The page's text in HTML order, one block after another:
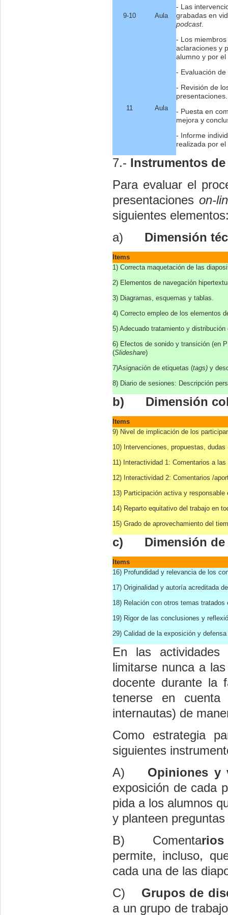
9-10 Aula
- Las
grabadas en
podcast.
- Los
aclaraciones y
alumno y por el
11 Aula
- Evaluación
- Revisión de
presentaciones.
- Puesta en
mejora y
- Informe
realizada por el
7.- Instrumentos
Para evaluar el
presentacioneson-
siguientes
a)
Dimensión
Items
1) Correcta maquetación de las
2) Elementos de navegación
3) Diagramas, esquemas y tablas.
4) Correcto empleo de los elementos
5) Adecuado tratamiento y
6) Efectos de sonido y transición (en
(Slideshare)
7)Asignación de etiquetas (tags) y
8) Diario de sesiones: Descripción
b) Dimensión
Items
9) Nivel de implicación de los
10) Intervenciones, propuestas,
11) Interactividad 1: Comentarios a
12) Interactividad 2: Comentarios /
13) Participación activa y responsable
14) Reparto equitativo del trabajo en
15) Grado de aprovechamiento del
c) Dimensión
Items
16) Profundidad y relevancia de los
17) Originalidad y autoría acreditada
18) Relación con otros temas tratados
19) Rigor de las conclusiones y
29) Calidad de la exposición y
En las actividades
limitarse nunca a
docente durante la
tenerse en
internautas) de
Como estrategia
siguientes
A)
Opiniones y
exposición de cada
pida a los alumnos
y planteen
B)
Comenta
permite, incluso,
cada una de las
C)
Grupos de
a un grupo de